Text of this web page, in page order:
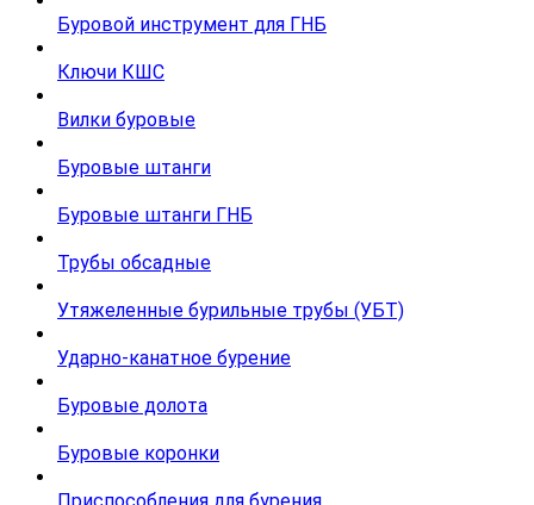
Буровой инструмент для ГНБ
Ключи КШС
Вилки буровые
Буровые штанги
Буровые штанги ГНБ
Трубы обсадные
Утяжеленные бурильные трубы (УБТ)
Ударно-канатное бурение
Буровые долота
Буровые коронки